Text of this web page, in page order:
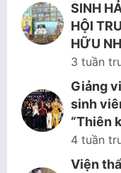
SINH
HỘI
HỮU
3 tuần
Giảng
sinh
“Thiên
4 tuần
Viện